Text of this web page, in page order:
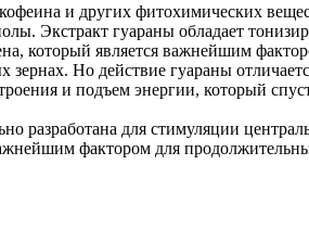
и других фитохимических
Экстракт гуараны обладает
который является важнейшим
зернах. Но действие гуараны
и подъем энергии, который
разработана для стимуляции
фактором для